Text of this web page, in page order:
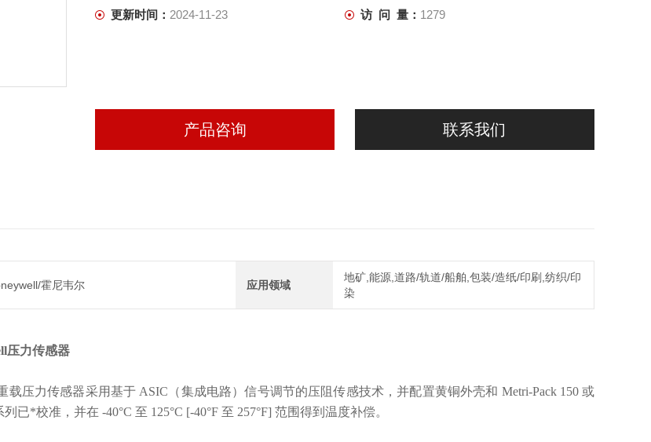
更新时间： 2024-11-23 访 问 量： 1279
产品咨询 联系我们
霍尼韦尔 应用领域
地矿,能源,道路/轨道/船舶,包装/造纸/印刷,纺织/印
染
压力传感器
载压力传感器采用基于 ASIC（集成电路）信号调节的压阻传感技术，并配置黄铜外壳和 Metri-Pack 150 或
已*校准，并在 -40°C 至 125°C [-40°F 至 257°F] 范围得到温度补偿。